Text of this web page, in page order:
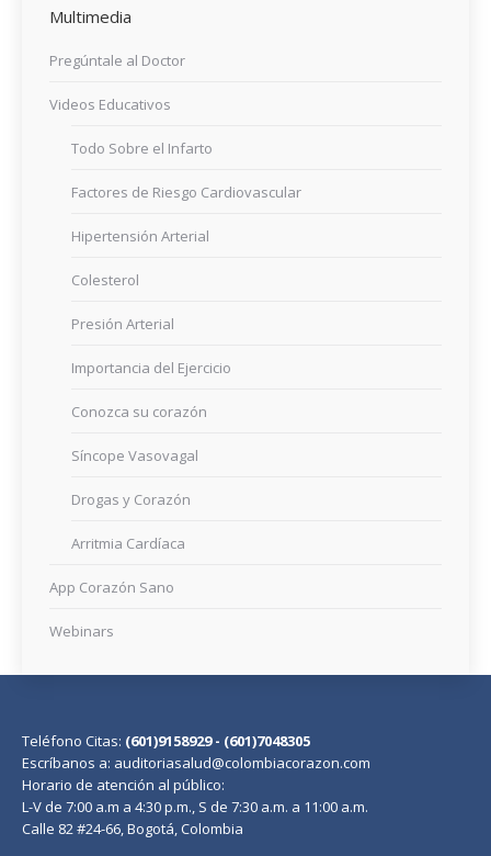
Multimedia
Pregúntale al Doctor
Videos Educativos
Todo Sobre el Infarto
Factores de Riesgo Cardiovascular
Hipertensión Arterial
Colesterol
Presión Arterial
Importancia del Ejercicio
Conozca su corazón
Síncope Vasovagal
Drogas y Corazón
Arritmia Cardíaca
App Corazón Sano
Webinars
Teléfono Citas: (601)9158929 - (601)7048305
Escríbanos a: auditoriasalud@colombiacorazon.com
Horario de atención al público:
L-V de 7:00 a.m a 4:30 p.m., S de 7:30 a.m. a 11:00 a.m.
Calle 82 #24-66, Bogotá, Colombia